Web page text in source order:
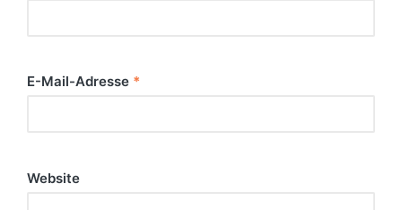
E-Mail-Adresse *
Website